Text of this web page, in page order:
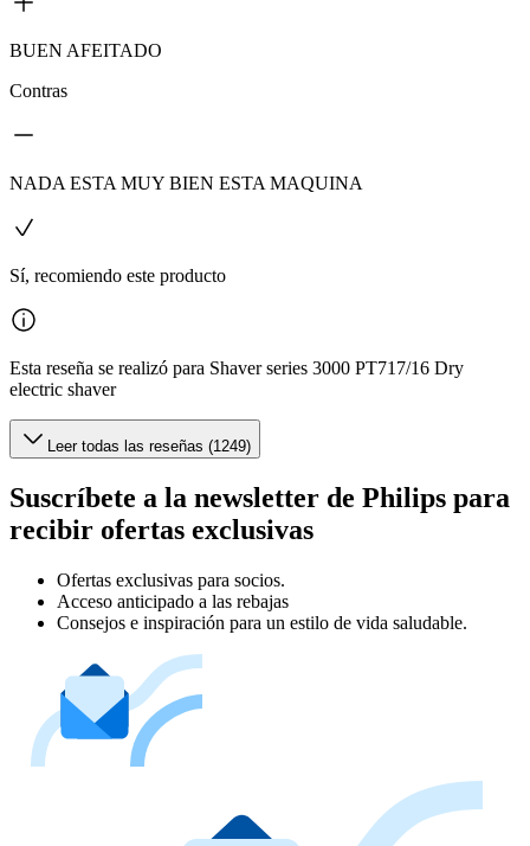
BUEN AFEITADO
Contras
NADA ESTA MUY BIEN ESTA MAQUINA
Sí, recomiendo este producto
Esta reseña se realizó para Shaver series 3000 PT717/16 Dry
electric shaver
Leer todas las reseñas (1249)
Suscríbete a la newsletter de Philips para
recibir ofertas exclusivas
Ofertas exclusivas para socios.
Acceso anticipado a las rebajas
Consejos e inspiración para un estilo de vida saludable.